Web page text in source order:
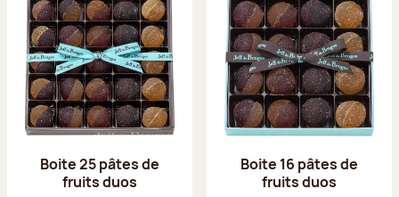
Boite 25 pâtes de
fruits duos
Boite 16 pâtes de
fruits duos